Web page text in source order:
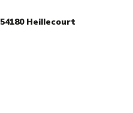
54180 Heillecourt